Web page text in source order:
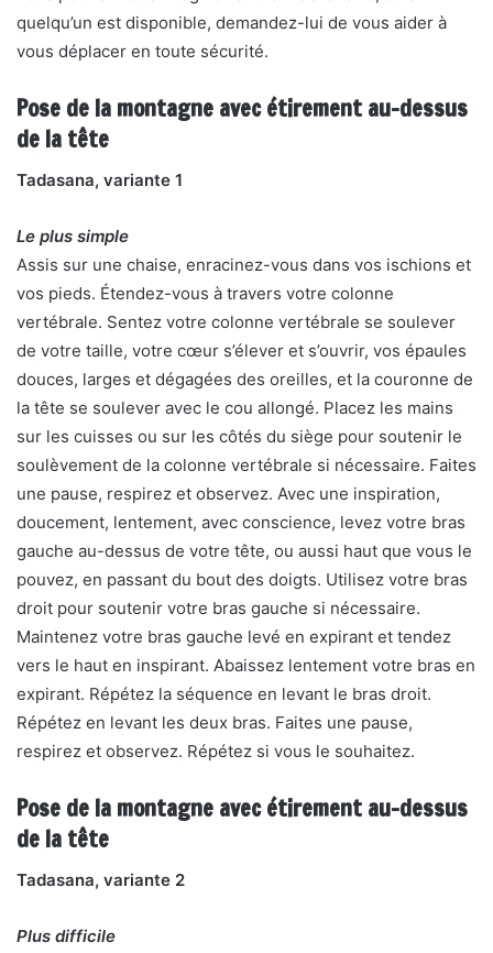
quelqu’un est disponible, demandez-lui de vous aider à
vous déplacer en toute sécurité.
Pose de la montagne avec étirement au-dessus
de la tête
Tadasana, variante 1
Le plus simple
Assis sur une chaise, enracinez-vous dans vos ischions et
vos pieds. Étendez-vous à travers votre colonne
vertébrale. Sentez votre colonne vertébrale se soulever
de votre taille, votre cœur s’élever et s’ouvrir, vos épaules
douces, larges et dégagées des oreilles, et la couronne de
la tête se soulever avec le cou allongé. Placez les mains
sur les cuisses ou sur les côtés du siège pour soutenir le
soulèvement de la colonne vertébrale si nécessaire. Faites
une pause, respirez et observez. Avec une inspiration,
doucement, lentement, avec conscience, levez votre bras
gauche au-dessus de votre tête, ou aussi haut que vous le
pouvez, en passant du bout des doigts. Utilisez votre bras
droit pour soutenir votre bras gauche si nécessaire.
Maintenez votre bras gauche levé en expirant et tendez
vers le haut en inspirant. Abaissez lentement votre bras en
expirant. Répétez la séquence en levant le bras droit.
Répétez en levant les deux bras. Faites une pause,
respirez et observez. Répétez si vous le souhaitez.
Pose de la montagne avec étirement au-dessus
de la tête
Tadasana, variante 2
Plus difficile